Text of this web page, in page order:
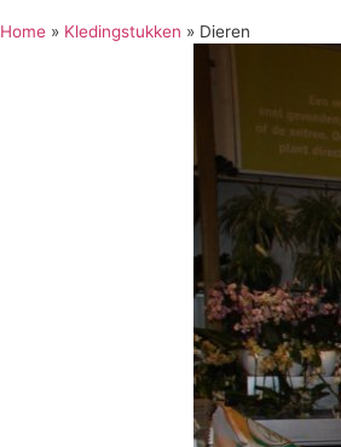
Home » Kledingstukken » Dieren